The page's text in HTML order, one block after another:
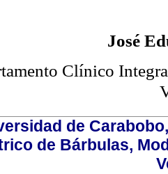
José
Clínico
de
de Bárbulas,